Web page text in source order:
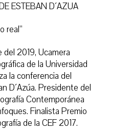
ESTEBAN D´AZUA
real”
2019, Ucamera
de la Universidad
la conferencia del
D´Azúa. Presidente del
Contemporánea
Finalista Premio
de la CEF 2017.